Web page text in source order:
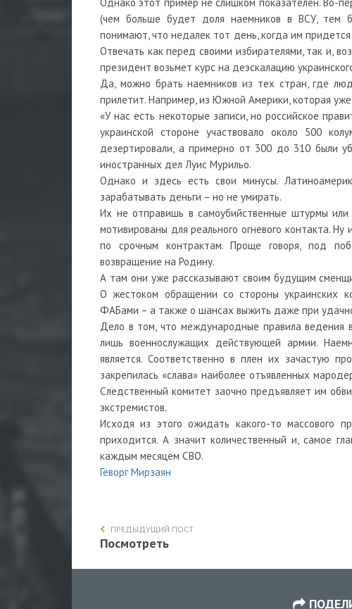
(чем больше будет доля наемников в ВСУ, тем
понимают, что недалек тот день, когда им придется
Отвечать как перед своими избирателями, так и,
президент возьмет курс на деэскалацию
Да, можно брать наемников из тех стран, где
прилетит. Например, из Южной Америки, которая
«У нас есть некоторые записи, но российское
украинской стороне участвовало около 500
дезертировали, а примерно от 300 до 310 были
иностранных дел Луис Мурильо.
Однако и здесь есть свои минусы.
зарабатывать деньги – но не умирать.
Их не отправишь в самоубийственные штурмы
мотивированы для реального огневого контакта.
по срочным контрактам. Проще говоря, под
возвращение на Родину.
А там они уже рассказывают своим будущим
О жестоком обращении со стороны украинских
ФАБами – а также о шансах выжить даже при
Дело в том, что международные правила
лишь военнослужащих действующей армии.
является. Соответственно в плен их зачастую
закрепилась «слава» наиболее отъявленных
Следственный комитет заочно предъявляет им
экстремистов.
Исходя из этого ожидать какого-то массового
приходится. А значит количественный и, самое
каждым месяцем СВО.
Геворг Мирзаян
ПРЕДЫДУЩИЙ ПОСТ
Посмотреть